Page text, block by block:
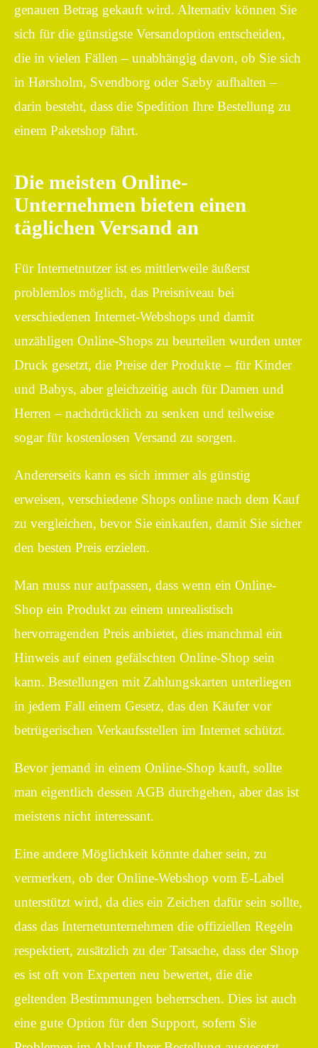
genauen Betrag gekauft wird. Alternativ können Sie
sich für die günstigste Versandoption entscheiden,
die in vielen Fällen – unabhängig davon, ob Sie sich
in Hørsholm, Svendborg oder Sæby aufhalten –
darin besteht, dass die Spedition Ihre Bestellung zu
einem Paketshop fährt.
Die meisten Online-
Unternehmen bieten einen
täglichen Versand an
Für Internetnutzer ist es mittlerweile äußerst
problemlos möglich, das Preisniveau bei
verschiedenen Internet-Webshops und damit
unzähligen Online-Shops zu beurteilen wurden unter
Druck gesetzt, die Preise der Produkte – für Kinder
und Babys, aber gleichzeitig auch für Damen und
Herren – nachdrücklich zu senken und teilweise
sogar für kostenlosen Versand zu sorgen.
Andererseits kann es sich immer als günstig
erweisen, verschiedene Shops online nach dem Kauf
zu vergleichen, bevor Sie einkaufen, damit Sie sicher
den besten Preis erzielen.
Man muss nur aufpassen, dass wenn ein Online-
Shop ein Produkt zu einem unrealistisch
hervorragenden Preis anbietet, dies manchmal ein
Hinweis auf einen gefälschten Online-Shop sein
kann. Bestellungen mit Zahlungskarten unterliegen
in jedem Fall einem Gesetz, das den Käufer vor
betrügerischen Verkaufsstellen im Internet schützt.
Bevor jemand in einem Online-Shop kauft, sollte
man eigentlich dessen AGB durchgehen, aber das ist
meistens nicht interessant.
Eine andere Möglichkeit könnte daher sein, zu
vermerken, ob der Online-Webshop vom E-Label
unterstützt wird, da dies ein Zeichen dafür sein sollte,
dass das Internetunternehmen die offiziellen Regeln
respektiert, zusätzlich zu der Tatsache, dass der Shop
es ist oft von Experten neu bewertet, die die
geltenden Bestimmungen beherrschen. Dies ist auch
eine gute Option für den Support, sofern Sie